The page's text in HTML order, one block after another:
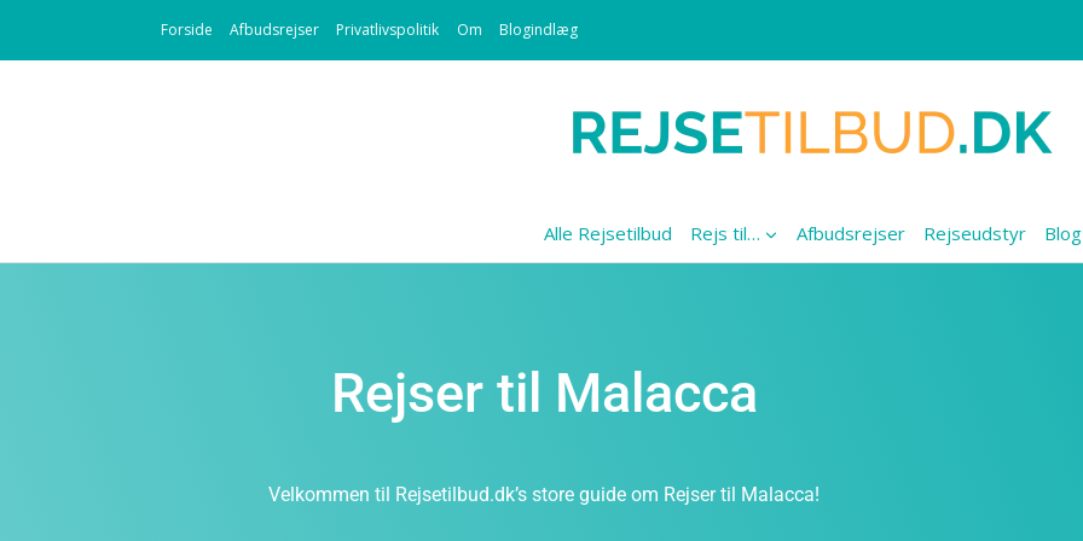
Forside Afbudsrejser Privatlivspolitik Om Blogindlæg
Alle Rejsetilbud Rejs til… Afbudsrejser Rejseudstyr Blog
Rejser til Malacca
Velkommen til Rejsetilbud.dk’s store guide om Rejser til Malacca!